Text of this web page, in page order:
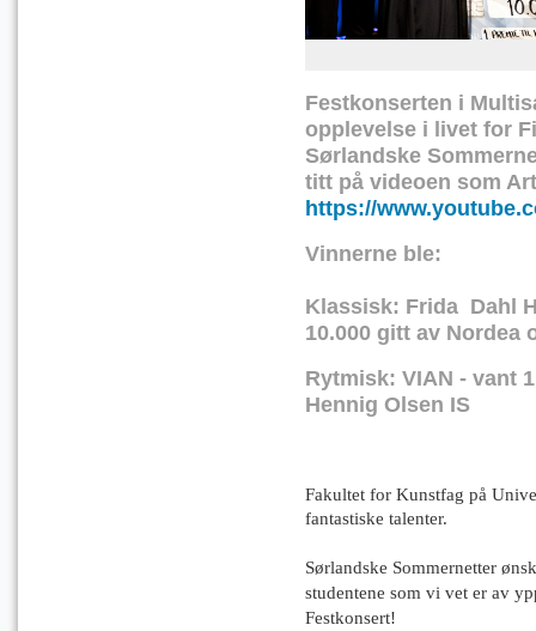
Festkonserten i
opplevelse i livet for
Sørlandske
titt på videoen som
https://
Vinnerne ble:
Klassisk: Frida Dahl
10.000 gitt av Nordea
Rytmisk: VIAN - vant
Hennig Olsen IS
Fakultet for Kunstfag på
fantastiske talenter.
Sørlandske Sommernetter
studentene som vi vet er av
Festkonsert!